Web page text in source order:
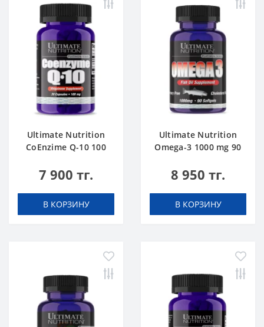
Ultimate Nutrition
CoEnzime Q-10 100
7 900 тг.
В КОРЗИНУ
Ultimate Nutrition
Omega-3 1000 mg 90
8 950 тг.
В КОРЗИНУ